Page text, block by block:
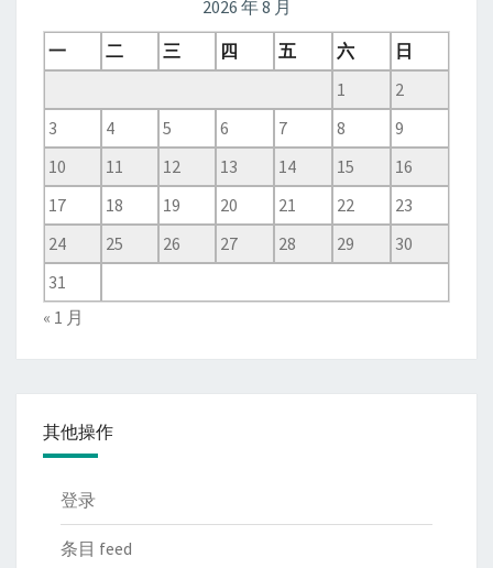
2026 年 8 月
一
二 三 四 五 六
日
1
2
3
4 5 6 7 8
9
10
11 12 13 14 15
16
17
18 19 20 21 22
23
24
25 26 27 28 29
30
31
« 1 月
其他操作
登录
条目 feed